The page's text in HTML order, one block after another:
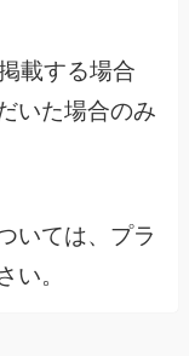
載する場合
いた場合のみ
いては、プラ
い。